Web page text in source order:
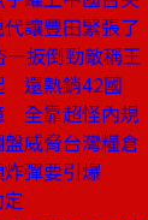
讓豐田緊張了
扳倒勁敵稱王
還熱銷42國
全靠超怪內規
威脅台灣糧倉
彈要引爆